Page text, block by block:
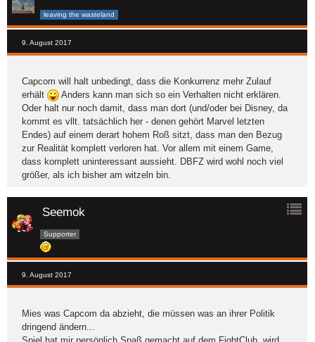
leaving the wasteland
9. August 2017
Capcom will halt unbedingt, dass die Konkurrenz mehr Zulauf
erhält
Anders kann man sich so ein Verhalten nicht erklären.
Oder halt nur noch damit, dass man dort (und/oder bei Disney, da
kommt es vllt. tatsächlich her - denen gehört Marvel letzten
Endes) auf einem derart hohem Roß sitzt, dass man den Bezug
zur Realität komplett verloren hat. Vor allem mit einem Game,
dass komplett uninteressant aussieht. DBFZ wird wohl noch viel
größer, als ich bisher am witzeln bin.
Seemok
Supporter
9. August 2017
Mies was Capcom da abzieht, die müssen was an ihrer Politik
dringend ändern...